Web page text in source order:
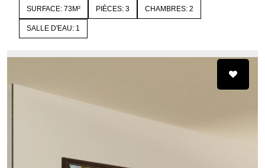
SURFACE: 73M² PIÈCES: 3 CHAMBRES: 2
SALLE D'EAU: 1